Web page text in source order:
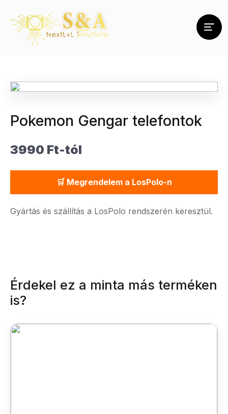
Pokemon Gengar telefontok
3990 Ft-tól
🛒 Megrendelem a LosPolo-n
Gyártás és szállítás a LosPolo rendszerén keresztül.
Érdekel ez a minta más terméken
is?